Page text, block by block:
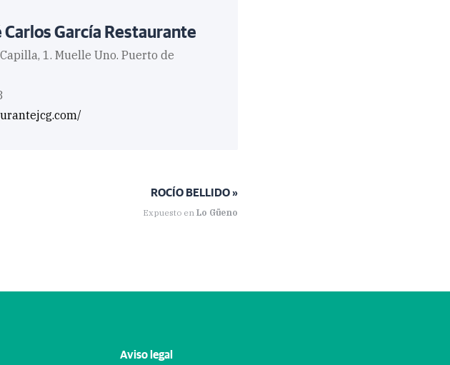
García Restaurante
1. Muelle Uno. Puerto de
ROCÍO BELLIDO »
Expuesto en Lo Güeno
Aviso legal